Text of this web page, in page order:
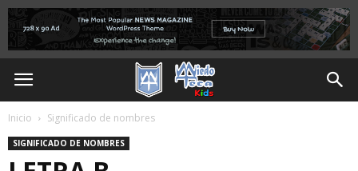
Inicio Significado de nombres
SIGNIFICADO DE NOMBRES